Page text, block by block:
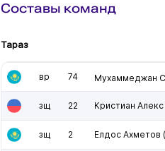
Составы команд
Тараз
вр 74 Мухаммеджан
зщ 22 Кристиан
зщ 2 Елдос Ахметов